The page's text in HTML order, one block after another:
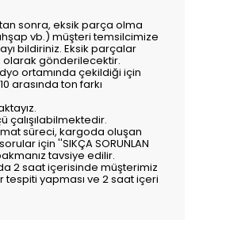
sonra, eksik parça olma
vb.) müşteri temsilcimize
bildiriniz. Eksik parçalar
olarak gönderilecektir.
ortamında çekildiği için
arasında ton farkı
çalışılabilmektedir.
süreci, kargoda oluşan
için ''SIKÇA SORUNLAN
tavsiye edilir.
2 saat içerisinde müşterimiz
yapması ve 2 saat içeri